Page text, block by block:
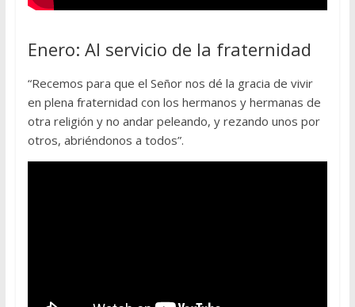
Enero: Al servicio de la fraternidad
“Recemos para que el Señor nos dé la gracia de vivir
en plena fraternidad con los hermanos y hermanas de
otra religión y no andar peleando, y rezando unos por
otros, abriéndonos a todos”.